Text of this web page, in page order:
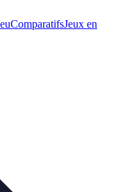
ComparatifsJeux en